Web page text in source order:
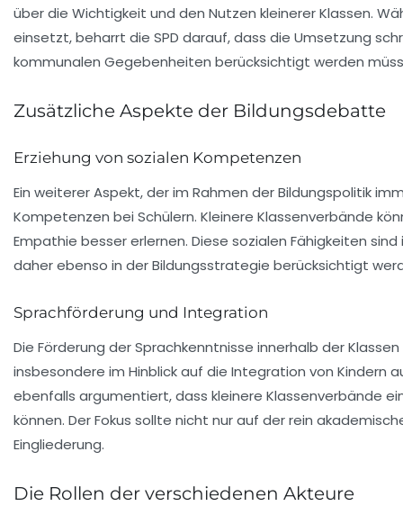
über die Wichtigkeit und den Nutzen kleinerer Klassen.
einsetzt, beharrt die SPD darauf, dass die Umsetzung
kommunalen Gegebenheiten berücksichtigt werden
Zusätzliche Aspekte der Bildungsdebatte
Erziehung von sozialen Kompetenzen
Ein weiterer Aspekt, der im Rahmen der Bildungspolitik
Kompetenzen bei Schülern. Kleinere Klassenverbände
Empathie besser erlernen. Diese sozialen Fähigkeiten
daher ebenso in der Bildungsstrategie berücksichtigt
Sprachförderung und Integration
Die Förderung der Sprachkenntnisse innerhalb der
insbesondere im Hinblick auf die Integration von Kindern
ebenfalls argumentiert, dass kleinere Klassenverbände
können. Der Fokus sollte nicht nur auf der rein
Eingliederung.
Die Rollen der verschiedenen Akteure